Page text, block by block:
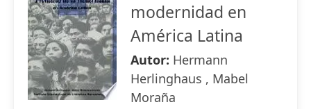
modernidad en
América Latina
Autor: Hermann
Herlinghaus , Mabel
Moraña